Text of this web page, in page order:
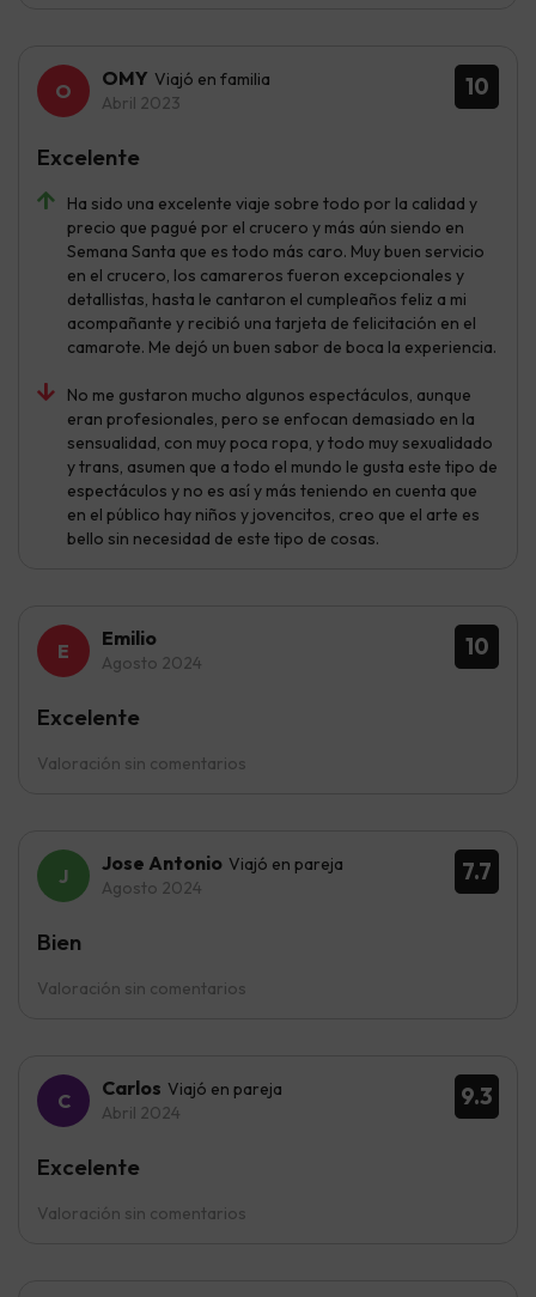
10
OMY Viajó en familia
Abril 2023
Ha sido una excelente viaje sobre todo por la calidad y
precio que pagué por el crucero y más aún siendo en
Semana Santa que es todo más caro. Muy buen servicio
en el crucero, los camareros fueron excepcionales y
detallistas, hasta le cantaron el cumpleaños feliz a mi
acompañante y recibió una tarjeta de felicitación en el
camarote. Me dejó un buen sabor de boca la experiencia.
No me gustaron mucho algunos espectáculos, aunque
eran profesionales, pero se enfocan demasiado en la
sensualidad, con muy poca ropa, y todo muy sexualidado
y trans, asumen que a todo el mundo le gusta este tipo de
espectáculos y no es así y más teniendo en cuenta que
en el público hay niños y jovencitos, creo que el arte es
bello sin necesidad de este tipo de cosas.
Excelente
10
Emilio
Agosto 2024
Valoración sin comentarios
Excelente
7.7
Jose Antonio Viajó en pareja
Agosto 2024
Valoración sin comentarios
Bien
9.3
Carlos Viajó en pareja
Abril 2024
Valoración sin comentarios
Excelente